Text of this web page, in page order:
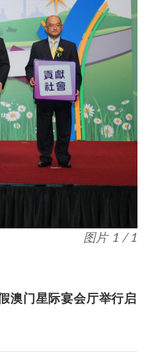
图片 1 / 1
澳门星际宴会厅举行启